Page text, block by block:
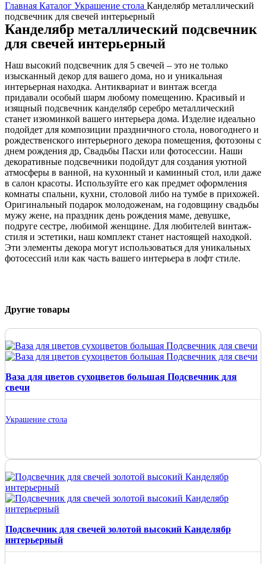
Главная Каталог Украшение стола Канделябр металлический
подсвечник для свечей интерьерный
Канделябр металлический подсвечник
для свечей интерьерный
Наш высокий подсвечник для 5 свечей – это не только
изысканный декор для вашего дома, но и уникальная
интерьерная находка. Антиквариат и винтаж всегда
придавали особый шарм любому помещению. Красивый и
изящный подсвечник канделябр серебро металлический
станет изюминкой вашего интерьера дома. Изделие идеально
подойдет для композиции праздничного стола, новогоднего и
рождественского интерьерного декора помещения, фотозоны с
днем рождения др, Свадьбы Пасхи или фотосессии. Наши
декоративные подсвечники подойдут для создания уютной
атмосферы в ванной, на кухонный и каминный стол, или даже
в салон красоты. Используйте его как предмет оформления
комнаты спальни, кухни, столовой либо на тумбе в прихожей.
Оригинальный подарок молодоженам, на годовщину свадьбы
мужу жене, на праздник день рождения маме, девушке,
подруге сестре, любимой женщине. Для любителей винтаж-
стиля и эстетики, наш комплект станет настоящей находкой.
Эти элементы декора могут использоваться для уникальных
фотосессий или как часть вашего интерьера в лофт стиле.
Другие товары
Ваза для цветов сухоцветов большая Подсвечник для
свечи
Украшение стола
Подсвечник для свечей золотой высокий Канделябр
интерьерный